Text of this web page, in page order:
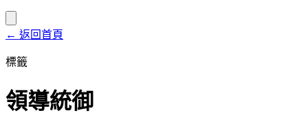
← 返回首頁
標籤
領導統御